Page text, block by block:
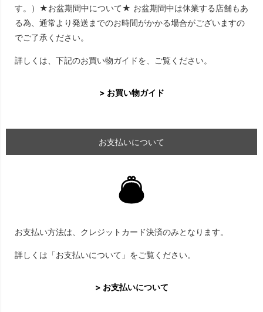
す。）★お盆期間中について★ お盆期間中は休業する店舗もあ
る為、通常より発送までのお時間がかかる場合がございますの
でご了承ください。
詳しくは、下記のお買い物ガイドを、ご覧ください。
> お買い物ガイド
お支払いについて
お支払い方法は、クレジットカード決済のみとなります。
詳しくは「お支払いについて」をご覧ください。
> お支払いについて